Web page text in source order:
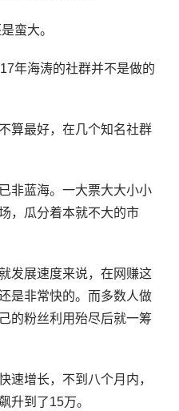
蛮大。
年海涛的社群并不是做的
算最好，在几个知名社群
非蓝海。一大票大大小小
，瓜分着本就不大的市
发展速度来说，在网赚这
是非常快的。而多数人做
的粉丝利用殆尽后就一筹
速增长，不到八个月内，
升到了15万。